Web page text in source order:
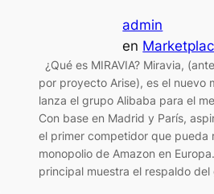
admin
en
¿Qué es MIRAVIA? Miravia,
por proyecto Arise), es el nuevo
lanza el grupo Alibaba para el
Con base en Madrid y París,
el primer competidor que pueda
monopolio de Amazon en
principal muestra el respaldo